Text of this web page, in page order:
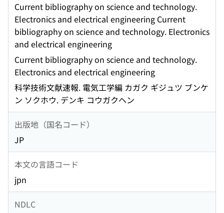
Current bibliography on science and technology.
Electronics and electrical engineering Current
bibliography on science and technology. Electronics
and electrical engineering
Current bibliography on science and technology.
Electronics and electrical engineering
科学技術文献速報. 電気工学編 カガク ギジュツ ブンケ
ン ソクホウ. デンキ コウガクヘン
出版地（国名コード）
JP
本文の言語コード
jpn
NDLC